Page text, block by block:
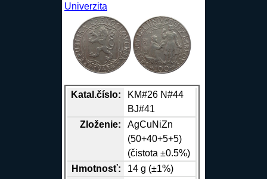
Univerzita
Katal.číslo:
KM#26 N#44
BJ#41
Zloženie:
AgCuNiZn
(50+40+5+5)
(čistota ±0.5%)
Hmotnosť:
14 g (±1%)